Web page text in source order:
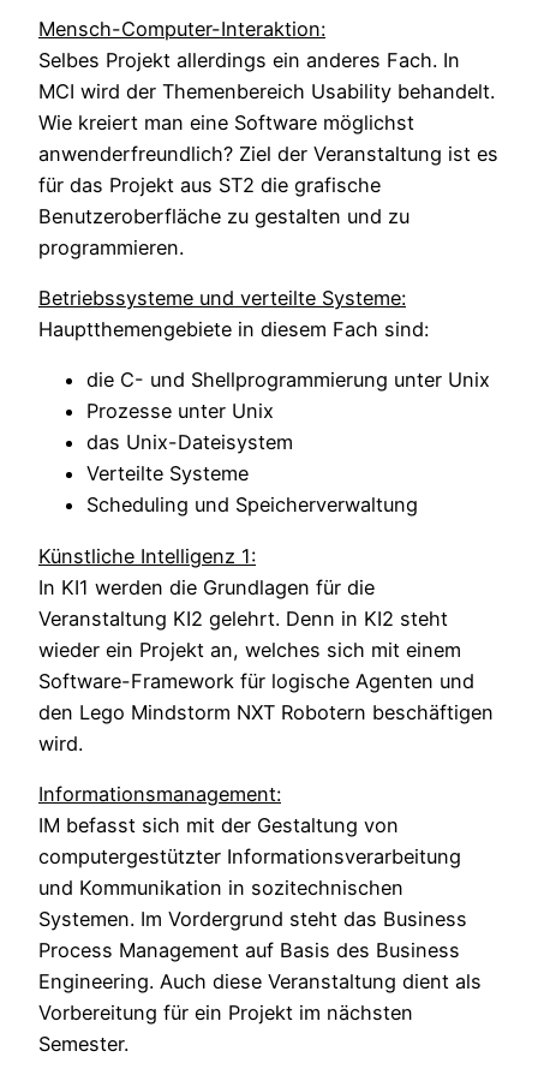
Mensch-Computer-Interaktion:
Selbes Projekt allerdings ein anderes Fach. In
MCI wird der Themenbereich Usability behandelt.
Wie kreiert man eine Software möglichst
anwenderfreundlich? Ziel der Veranstaltung ist es
für das Projekt aus ST2 die grafische
Benutzeroberfläche zu gestalten und zu
programmieren.
Betriebssysteme und verteilte Systeme:
Hauptthemengebiete in diesem Fach sind:
die C- und Shellprogrammierung unter Unix
Prozesse unter Unix
das Unix-Dateisystem
Verteilte Systeme
Scheduling und Speicherverwaltung
Künstliche Intelligenz 1:
In KI1 werden die Grundlagen für die
Veranstaltung KI2 gelehrt. Denn in KI2 steht
wieder ein Projekt an, welches sich mit einem
Software-Framework für logische Agenten und
den Lego Mindstorm NXT Robotern beschäftigen
wird.
Informationsmanagement:
IM befasst sich mit der Gestaltung von
computergestützter Informationsverarbeitung
und Kommunikation in sozitechnischen
Systemen. Im Vordergrund steht das Business
Process Management auf Basis des Business
Engineering. Auch diese Veranstaltung dient als
Vorbereitung für ein Projekt im nächsten
Semester.